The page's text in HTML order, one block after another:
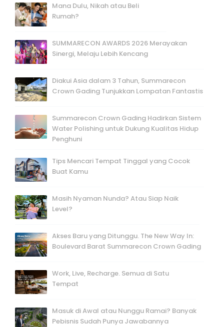
Mana Dulu, Nikah atau Beli
Rumah?
SUMMARECON AWARDS 2026 Merayakan
Sinergi, Melaju Lebih Kencang
Diakui Asia dalam 3 Tahun, Summarecon
Crown Gading Tunjukkan Lompatan Fantastis
Summarecon Crown Gading Hadirkan Sistem
Water Polishing untuk Dukung Kualitas Hidup
Penghuni
Tips Mencari Tempat Tinggal yang Cocok
Buat Kamu
Masih Nyaman Nunda? Atau Siap Naik
Level?
Akses Baru yang Ditunggu. The New Way In:
Boulevard Barat Summarecon Crown Gading
Work, Live, Recharge. Semua di Satu
Tempat
Masuk di Awal atau Nunggu Ramai? Banyak
Pebisnis Sudah Punya Jawabannya